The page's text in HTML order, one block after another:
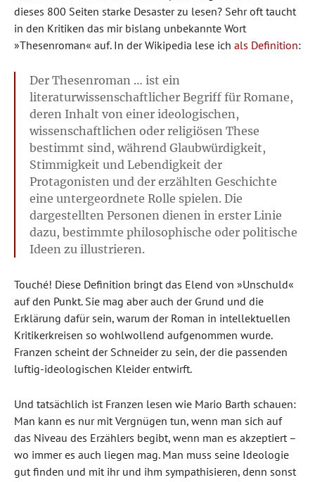
dieses 800 Seiten starke Desaster zu lesen? Sehr oft taucht
in den Kritiken das mir bislang unbekannte Wort
»Thesenroman« auf. In der Wikipedia lese ich als Definition:
Der Thesenroman … ist ein
literaturwissenschaftlicher Begriff für Romane,
deren Inhalt von einer ideologischen,
wissenschaftlichen oder religiösen These
bestimmt sind, während Glaubwürdigkeit,
Stimmigkeit und Lebendigkeit der
Protagonisten und der erzählten Geschichte
eine untergeordnete Rolle spielen. Die
dargestellten Personen dienen in erster Linie
dazu, bestimmte philosophische oder politische
Ideen zu illustrieren.
Touché! Diese Definition bringt das Elend von »Unschuld«
auf den Punkt. Sie mag aber auch der Grund und die
Erklärung dafür sein, warum der Roman in intellektuellen
Kritikerkreisen so wohlwollend aufgenommen wurde.
Franzen scheint der Schneider zu sein, der die passenden
luftig-ideologischen Kleider entwirft.
Und tatsächlich ist Franzen lesen wie Mario Barth schauen:
Man kann es nur mit Vergnügen tun, wenn man sich auf
das Niveau des Erzählers begibt, wenn man es akzeptiert –
wo immer es auch liegen mag. Man muss seine Ideologie
gut finden und mit ihr und ihm sympathisieren, denn sonst